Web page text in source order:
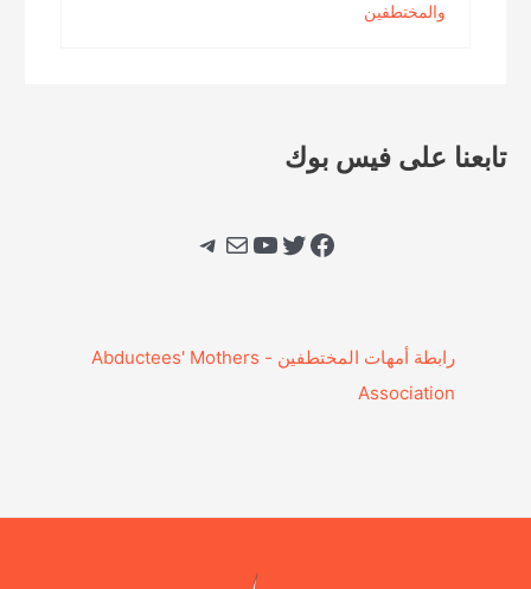
والمختطفين
تابعنا على فيس بوك
فيسبوك تويتر يوتيوببريد تيليجرام
‎رابطة أمهات المختطفين - Abductees' Mothers
Association‎